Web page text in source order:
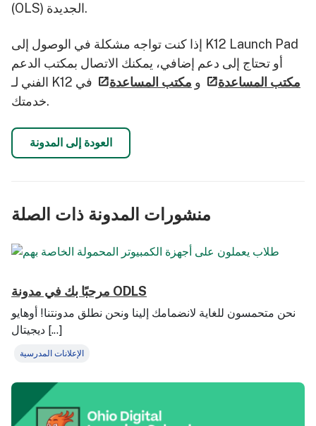
(OLS) الجديدة.
إذا كنت تواجه مشكلة في الوصول إلى K12 Launch Pad
أو تحتاج إلى دعم إضافي، يمكنك الاتصال بمكتب الدعم
الفني لـ K12
مكتب المساعدة و مكتب المساعدة
في
خدمتك.
العودة إلى المدونة
منشورات المدونة ذات الصلة
مرحبًا بك في مدونة ODLS
نحن متحمسون للغاية لانضمامك إلينا ونحن نطلق مدونتنا! أوهايو
ديجيتال [...]
الإعلانات المدرسية